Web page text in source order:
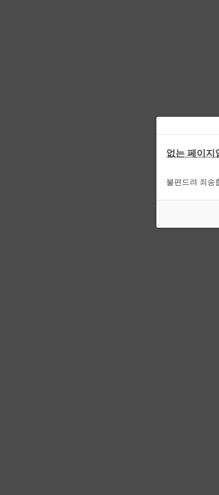
없는 페이지
불편드려 죄송